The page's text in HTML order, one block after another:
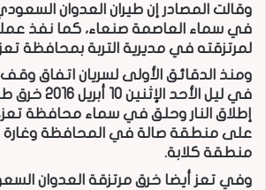
وقالت المصادر إن طيران العدوان
في سماء العاصمة صنعاء، كما نفذ
لمرتزقته في مديرية التربة بمحافظة
ومنذ الدقائق الأولى لسريان اتفاق وقف
في ليل الأحد
إطلاق النار وحلق في سماء محافظة
على منطقة صالة في المحافظة
منطقة كلابة.
وفي تعز أيضا خرق مرتزقة العدوان